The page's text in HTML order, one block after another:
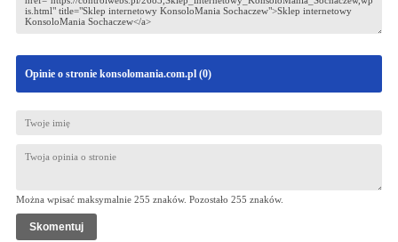
Opinie o stronie konsolomania.com.pl (0)
Można wpisać maksymalnie 255 znaków. Pozostało 255 znaków.